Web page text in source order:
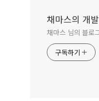
채마스의 개
채마스 님의 블로
구독하기